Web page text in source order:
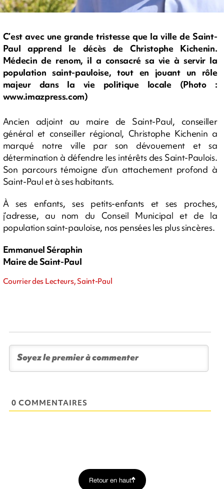
C’est avec une grande tristesse que la ville de Saint-
Paul apprend le décès de Christophe Kichenin.
Médecin de renom, il a consacré sa vie à servir la
population saint-pauloise, tout en jouant un rôle
majeur dans la vie politique locale (Photo :
www.imazpress.com)
Ancien adjoint au maire de Saint-Paul, conseiller
général et conseiller régional, Christophe Kichenin a
marqué notre ville par son dévouement et sa
détermination à défendre les intérêts des Saint-Paulois.
Son parcours témoigne d’un attachement profond à
Saint-Paul et à ses habitants.
À ses enfants, ses petits-enfants et ses proches,
j’adresse, au nom du Conseil Municipal et de la
population saint-pauloise, nos pensées les plus sincères.
Emmanuel Séraphin
Maire de Saint-Paul
Courrier des Lecteurs, Saint-Paul
0 COMMENTAIRES
Retour en haut